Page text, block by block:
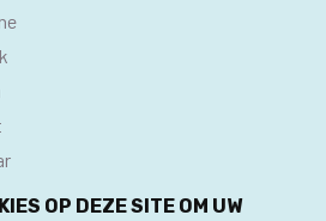
OP DEZE SITE OM UW